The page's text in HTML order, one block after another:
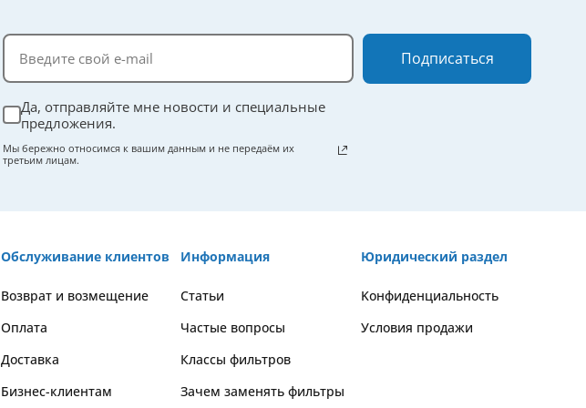
Да, отправляйте мне новости и специальные
предложения.
Мы бережно относимся к вашим данным и не передаём их
третьим лицам.
Подписаться
Обслуживание клиентов
Возврат и возмещение
Оплата
Доставка
Бизнес-клиентам
Информация
Статьи
Частые вопросы
Классы фильтров
Зачем заменять фильтры
Юридический раздел
Kонфиденциальность
Условия продажи